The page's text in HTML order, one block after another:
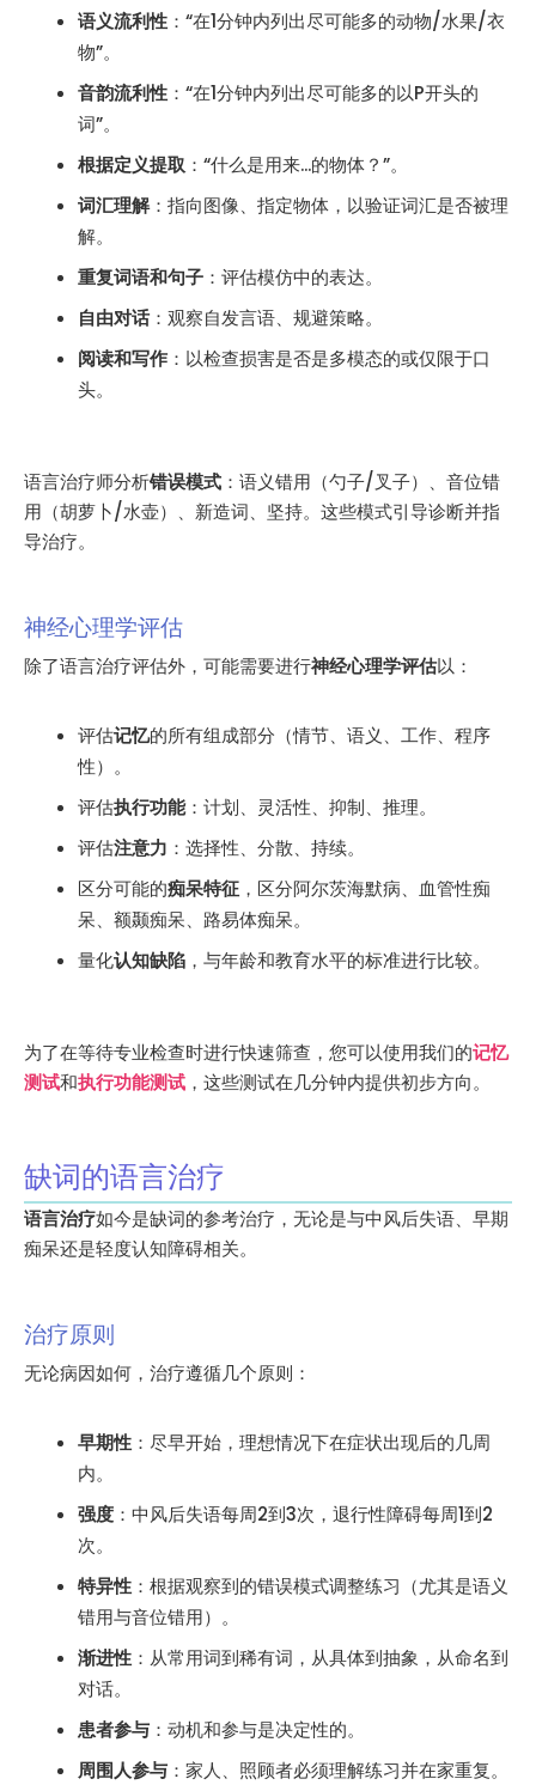
语义流利性 ：“在1分钟内列出尽可能多的动物/水果/衣
物”。
音韵流利性 ：“在1分钟内列出尽可能多的以P开头的
词”。
根据定义提取 ：“什么是用来...的物体？”。
词汇理解：指向图像、指定物体，以验证词汇是否被理
解。
重复词语和句子 ：评估模仿中的表达。
自由对话：观察自发言语、规避策略。
阅读和写作 ：以检查损害是否是多模态的或仅限于口
头。
语言治疗师分析错误模式 ：语义错用（勺子/叉子）、音位错
用（胡萝卜/水壶）、新造词、坚持。这些模式引导诊断并指
导治疗。
神经心理学评估
除了语言治疗评估外，可能需要进行神经心理学评估以：
评估记忆的所有组成部分（情节、语义、工作、程序
性）。
评估执行功能：计划、灵活性、抑制、推理。
评估注意力 ：选择性、分散、持续。
区分可能的痴呆特征 ，区分阿尔茨海默病、血管性痴
呆、额颞痴呆、路易体痴呆。
量化认知缺陷 ，与年龄和教育水平的标准进行比较。
为了在等待专业检查时进行快速筛查，您可以使用我们的记忆
测试和执行功能测试 ，这些测试在几分钟内提供初步方向。
缺词的语言治疗
语言治疗如今是缺词的参考治疗，无论是与中风后失语、早期
痴呆还是轻度认知障碍相关。
治疗原则
无论病因如何，治疗遵循几个原则：
早期性 ：尽早开始，理想情况下在症状出现后的几周
内。
强度 ：中风后失语每周2到3次，退行性障碍每周1到2
次。
特异性 ：根据观察到的错误模式调整练习（尤其是语义
错用与音位错用）。
渐进性 ：从常用词到稀有词，从具体到抽象，从命名到
对话。
患者参与 ：动机和参与是决定性的。
周围人参与 ：家人、照顾者必须理解练习并在家重复。